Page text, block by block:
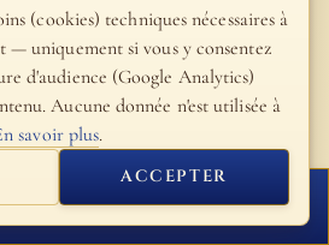
Jean-Paul
suivre et de l'imiter sur le
amour qui se donne
: vous aimer
PROCHAIN VERSET
(cookies) techniques nécessaires à
— uniquement si vous y consentez
d'audience (Google Analytics)
Aucune donnée n'est utilisée à
savoir plus.
ACCEPTER